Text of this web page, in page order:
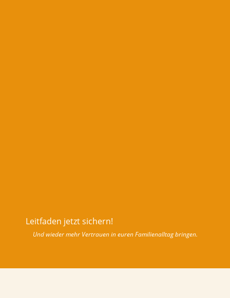
Leitfaden jetzt sichern!
Und wieder mehr Vertrauen in euren Familienalltag bringen.